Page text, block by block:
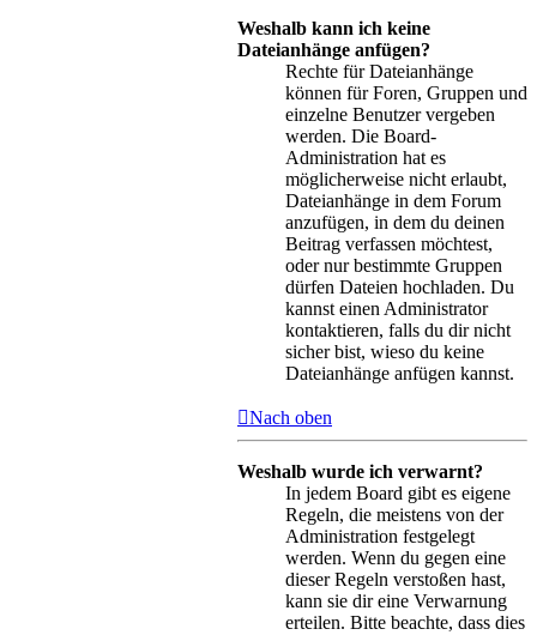
Weshalb kann ich keine
Dateianhänge anfügen?
Rechte für Dateianhänge
können für Foren, Gruppen und
einzelne Benutzer vergeben
werden. Die Board-
Administration hat es
möglicherweise nicht erlaubt,
Dateianhänge in dem Forum
anzufügen, in dem du deinen
Beitrag verfassen möchtest,
oder nur bestimmte Gruppen
dürfen Dateien hochladen. Du
kannst einen Administrator
kontaktieren, falls du dir nicht
sicher bist, wieso du keine
Dateianhänge anfügen kannst.
Nach oben
Weshalb wurde ich verwarnt?
In jedem Board gibt es eigene
Regeln, die meistens von der
Administration festgelegt
werden. Wenn du gegen eine
dieser Regeln verstoßen hast,
kann sie dir eine Verwarnung
erteilen. Bitte beachte, dass dies